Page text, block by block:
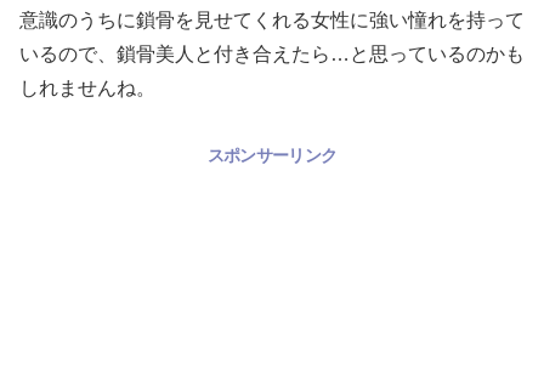
意識のうちに鎖骨を見せてくれる女性に強い憧れを持って
いるので、鎖骨美人と付き合えたら…と思っているのかも
しれませんね。
スポンサーリンク